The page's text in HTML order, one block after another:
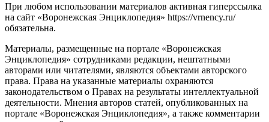
При любом использовании материалов активная гиперссылка
на сайт «Воронежская Энциклопедия» https://vrnency.ru/
обязательна.
Материалы, размещенные на портале «Воронежская
Энциклопедия» сотрудниками редакции, нештатными
авторами или читателями, являются объектами авторского
права. Права на указанные материалы охраняются
законодательством о Правах на результаты интеллектуальной
деятельности. Мнения авторов статей, опубликованных на
портале «Воронежская Энциклопедия», а также комментарии